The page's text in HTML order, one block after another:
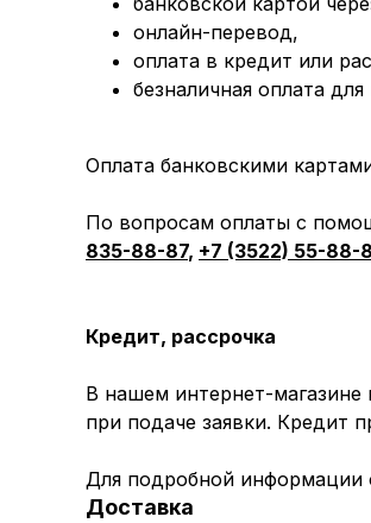
онлайн-перевод,
оплата в кредит или
безналичная оплата
Оплата банковскими
По вопросам оплаты с
835-88-87, +7 (3522) 55-88-
Кредит, рассрочка
В нашем интернет-магазине
при подаче заявки. Кредит
Для подробной информации
Доставка